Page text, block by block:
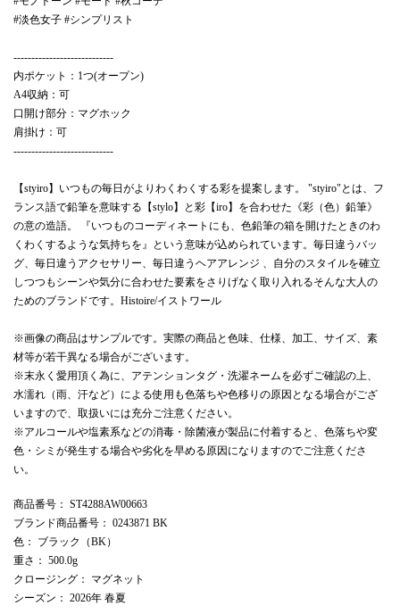
#淡色女子 #シンプリスト
----------------------------
内ポケット：1つ(オープン)
A4収納：可
口開け部分：マグホック
肩掛け：可
----------------------------
【styiro】いつもの毎日がよりわくわくする彩を提案します。 "styiro"とは、フ
ランス語で鉛筆を意味する【stylo】と彩【iro】を合わせた《彩（色）鉛筆》
の意の造語。 『いつものコーディネートにも、色鉛筆の箱を開けたときのわ
くわくするような気持ちを』という意味が込められています。毎日違うバッ
グ、毎日違うアクセサリー、毎日違うヘアアレンジ 、自分のスタイルを確立
しつつもシーンや気分に合わせた要素をさりげなく取り入れるそんな大人の
ためのブランドです。Histoire/イストワール
※画像の商品はサンプルです。実際の商品と色味、仕様、加工、サイズ、素
材等が若干異なる場合がございます。
※末永く愛用頂く為に、アテンションタグ・洗濯ネームを必ずご確認の上、
水濡れ（雨、汗など）による使用も色落ちや色移りの原因となる場合がござ
いますので、取扱いには充分ご注意ください。
※アルコールや塩素系などの消毒・除菌液が製品に付着すると、色落ちや変
色・シミが発生する場合や劣化を早める原因になりますのでご注意くださ
い。
商品番号 ： ST4288AW00663
ブランド商品番号 ： 0243871 BK
色 ： ブラック（BK）
重さ ： 500.0g
クロージング ： マグネット
シーズン ： 2026年 春夏